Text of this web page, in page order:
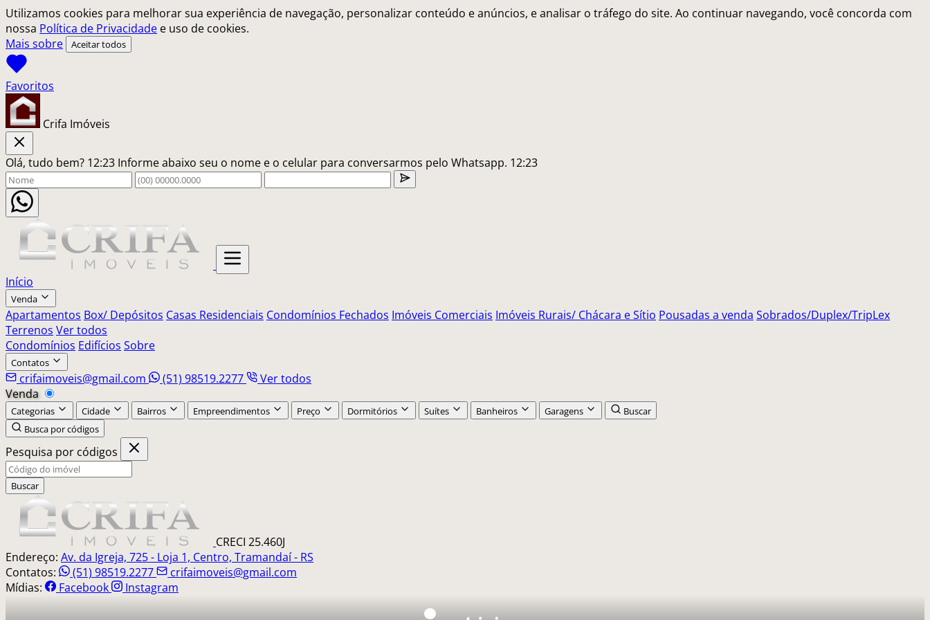
Utilizamos cookies para melhorar sua experiência de navegação, personalizar conteúdo e anúncios, e analisar o tráfego do site. Ao continuar navegando, você concorda com
nossa Política de Privacidade e uso de cookies.
Mais sobre
Aceitar todos
Crifa Imóveis
Olá, tudo bem? 12:23 Informe abaixo seu o nome e o celular para conversarmos pelo Whatsapp. 12:23
Início
Venda
Apartamentos Box/ Depósitos Casas Residenciais Condomínios Fechados Imóveis Comerciais Imóveis Rurais/ Chácara e Sítio Pousadas a venda Sobrados/Duplex/TripLex
Terrenos Ver todos
Condomínios Edifícios Sobre
Contatos
crifaimoveis@gmail.com (51) 98519.2277
Ver todos
Venda
Categorias Cidade Bairros Empreendimentos Preço Dormitórios Suítes Banheiros Garagens
Buscar
Busca por códigos
Pesquisa por códigos
Buscar
CRECI 25.460J
Endereço: Av. da Igreja, 725 - Loja 1, Centro, Tramandaí - RS
Contatos:
(51) 98519.2277
crifaimoveis@gmail.com
Mídias:
Facebook Instagram